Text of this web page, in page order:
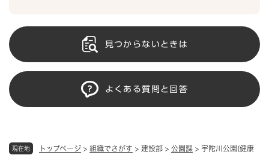
現在地 トップページ > 組織でさがす > 建設部 > 公園課 > 宇陀川公園(健康
見つからないときは
よくある質問と回答